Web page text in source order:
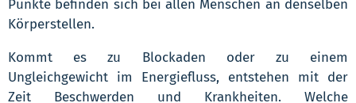
Punkte befinden sich bei allen Menschen an denselben
Körperstellen.
Kommt es zu Blockaden oder zu einem
Ungleichgewicht im Energiefluss, entstehen mit der
Zeit Beschwerden und Krankheiten. Welche